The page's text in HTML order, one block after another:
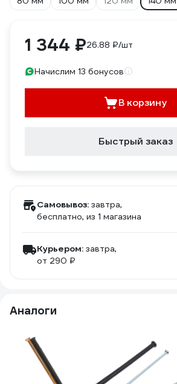
1 344 ₽26.88 ₽/шт
Начислим 13 бонусов
В корзину
Быстрый заказ
Самовывоз: завтра,
бесплатно, из 1 магазина
Курьером: завтра,
от 290 ₽
Аналоги